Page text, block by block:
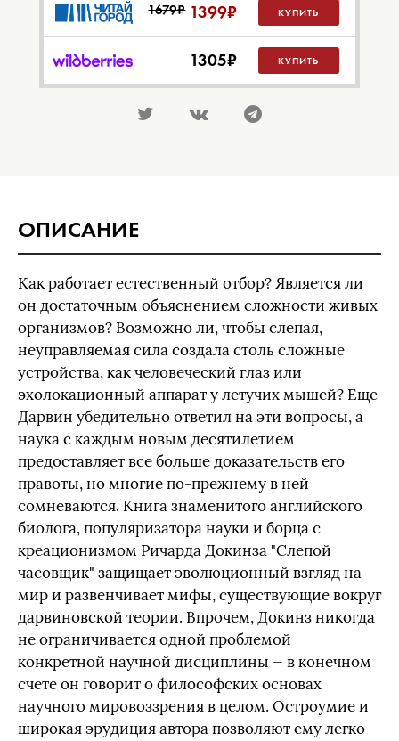
1679₽ 1399₽ КУПИТЬ
1305₽ КУПИТЬ
ОПИСАНИЕ
Как работает естественный отбор? Является ли
он достаточным объяснением сложности живых
организмов? Возможно ли, чтобы слепая,
неуправляемая сила создала столь сложные
устройства, как человеческий глаз или
эхолокационный аппарат у летучих мышей? Еще
Дарвин убедительно ответил на эти вопросы, а
наука с каждым новым десятилетием
предоставляет все больше доказательств его
правоты, но многие по-прежнему в ней
сомневаются. Книга знаменитого английского
биолога, популяризатора науки и борца с
креационизмом Ричарда Докинза "Слепой
часовщик" защищает эволюционный взгляд на
мир и развенчивает мифы, существующие вокруг
дарвиновской теории. Впрочем, Докинз никогда
не ограничивается одной проблемой
конкретной научной дисциплины — в конечном
счете он говорит о философских основах
научного мировоззрения в целом. Остроумие и
широкая эрудиция автора позволяют ему легко